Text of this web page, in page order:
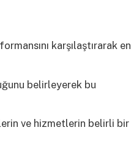
karşılaştırarak en
belirleyerek bu
ve hizmetlerin belirli bir